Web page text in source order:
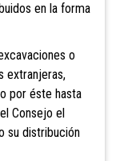
en la forma
o
extranjeras,
por éste hasta
Consejo el
su distribución